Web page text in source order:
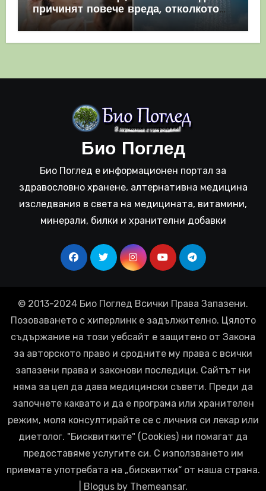
причинят повече вреда, отколкото
полза
Био Поглед
Био Поглед е информационен портал за
здравословно хранене, алтернативна медицина
изследвания в света на медицината, витамини,
минерали, билки и хранителни добавки
© 2013-2024 Био Поглед Всички Права Запазени.
Позоваването с хиперлинк е задължително. Цялото
съдържание на този уебсайт е защитено от Закона
за авторското право и сродните му права с всички
запазени права и законови последици. Сайтът ни
няма за цел да дава медицински съвети. Преди да
започнете каквато и да е програма или хранителен
режим, моля консултирайте се с личния си лекар или
диетолог. "Бисквитките" (Cookies) ни помагат да
предоставяме услугите си. С използването им
приемате употребата на „бисквитки“ от наша страна.
Blogusby Themeansar.